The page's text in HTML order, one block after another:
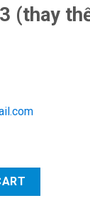
(thay
hãng)